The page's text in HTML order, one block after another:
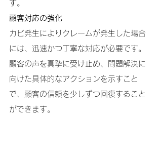
す。
顧客対応の強化
カビ発生によりクレームが発生した場合
には、迅速かつ丁寧な対応が必要です。
顧客の声を真摯に受け止め、問題解決に
向けた具体的なアクションを示すこと
で、顧客の信頼を少しずつ回復すること
ができます。